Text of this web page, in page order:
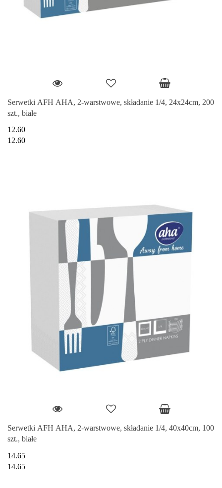
Serwetki AFH AHA, 2-warstwowe, składanie 1/4, 24x24cm, 200
szt., białe
12.60
12.60
Serwetki AFH AHA, 2-warstwowe, składanie 1/4, 40x40cm, 100
szt., białe
14.65
14.65